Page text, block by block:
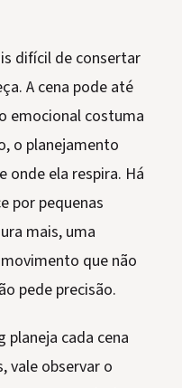
difícil de consertar
A cena pode até
emocional costuma
o planejamento
onde ela respira. Há
por pequenas
mais, uma
que não
pede precisão.
planeja cada cena
vale observar o